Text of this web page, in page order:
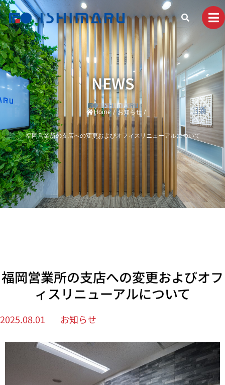
NEWS
Home / お知らせ /
福岡営業所の支店への変更およびオフィスリニューアルについて
福岡営業所の支店への変更およびオフ
ィスリニューアルについて
2025.08.01 お知らせ